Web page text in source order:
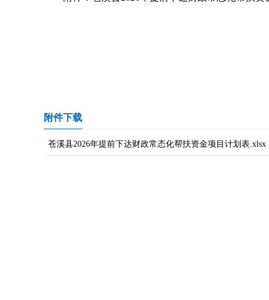
附件下载
苍溪县2026年提前下达财政常态化帮扶资金项目计划表.xlsx